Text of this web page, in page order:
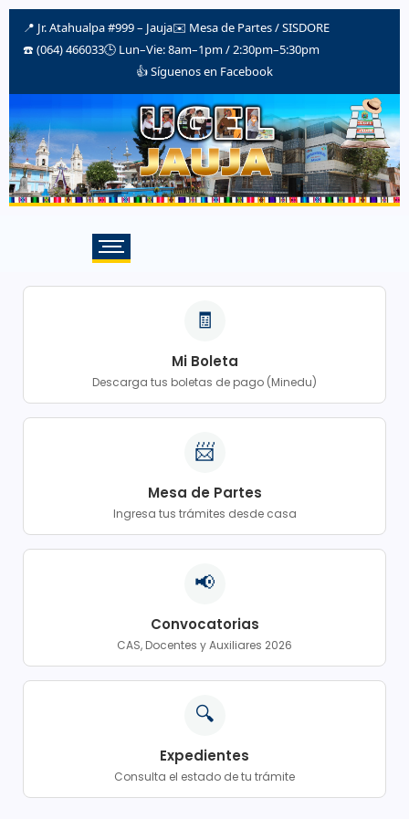
📍 Jr. Atahualpa #999 – Jauja✉️ Mesa de Partes / SISDORE
☎️ (064) 466033🕒 Lun–Vie: 8am–1pm / 2:30pm–5:30pm
👍 Síguenos en Facebook
🧾
Mi Boleta
Descarga tus boletas de pago (Minedu)
📨
Mesa de Partes
Ingresa tus trámites desde casa
📢
Convocatorias
CAS, Docentes y Auxiliares 2026
🔍
Expedientes
Consulta el estado de tu trámite